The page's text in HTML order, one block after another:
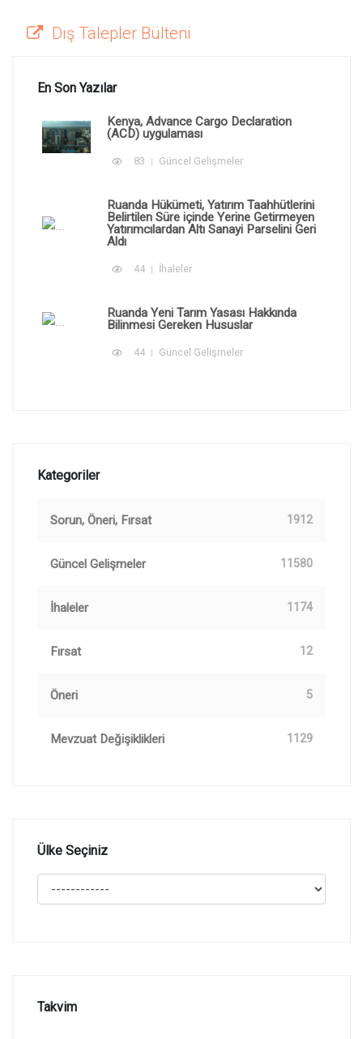
Dış Talepler Bülteni
En Son Yazılar
Kenya, Advance Cargo Declaration
(ACD) uygulaması
83 Güncel Gelişmeler
Ruanda Hükümeti, Yatırım Taahhütlerini
Belirtilen Süre içinde Yerine Getirmeyen
Yatırımcılardan Altı Sanayi Parselini Geri
Aldı
44 İhaleler
Ruanda Yeni Tarım Yasası Hakkında
Bilinmesi Gereken Hususlar
44 Güncel Gelişmeler
Kategoriler
Sorun, Öneri, Fırsat 1912
Güncel Gelişmeler 11580
İhaleler 1174
Fırsat 12
Öneri 5
Mevzuat Değişiklikleri 1129
Ülke Seçiniz
Takvim